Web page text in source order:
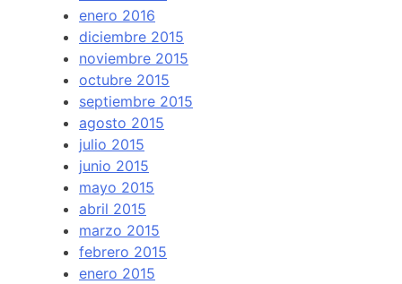
enero 2016
diciembre 2015
noviembre 2015
octubre 2015
septiembre 2015
agosto 2015
julio 2015
junio 2015
mayo 2015
abril 2015
marzo 2015
febrero 2015
enero 2015